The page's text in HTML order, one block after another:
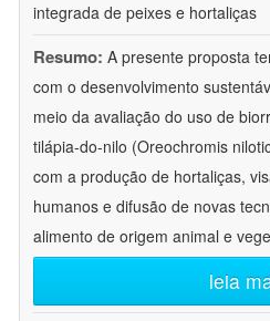
integrada de peixes e hortaliças
Resumo: A presente proposta
com o desenvolvimento
meio da avaliação do uso de
tilápia-do-nilo (Oreochromis
com a produção de hortaliças,
humanos e difusão de novas
alimento de origem animal e
leia